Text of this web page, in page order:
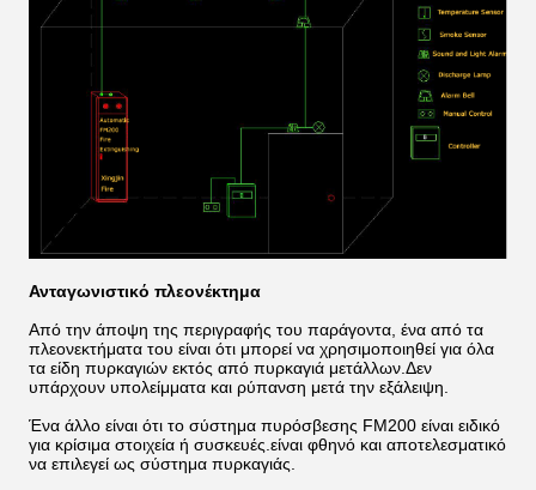
Ανταγωνιστικό πλεονέκτημα
Από την άποψη της περιγραφής του παράγοντα, ένα από τα
πλεονεκτήματα του είναι ότι μπορεί να χρησιμοποιηθεί για όλα
τα είδη πυρκαγιών εκτός από πυρκαγιά μετάλλων.Δεν
υπάρχουν υπολείμματα και ρύπανση μετά την εξάλειψη.
Ένα άλλο είναι ότι το σύστημα πυρόσβεσης FM200 είναι ειδικό
για κρίσιμα στοιχεία ή συσκευές.είναι φθηνό και αποτελεσματικό
να επιλεγεί ως σύστημα πυρκαγιάς.